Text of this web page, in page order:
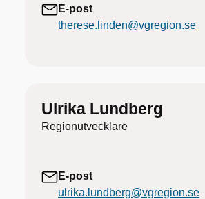
E-post
therese.linden@vgregion.se
Ulrika Lundberg
Regionutvecklare
E-post
ulrika.lundberg@vgregion.se